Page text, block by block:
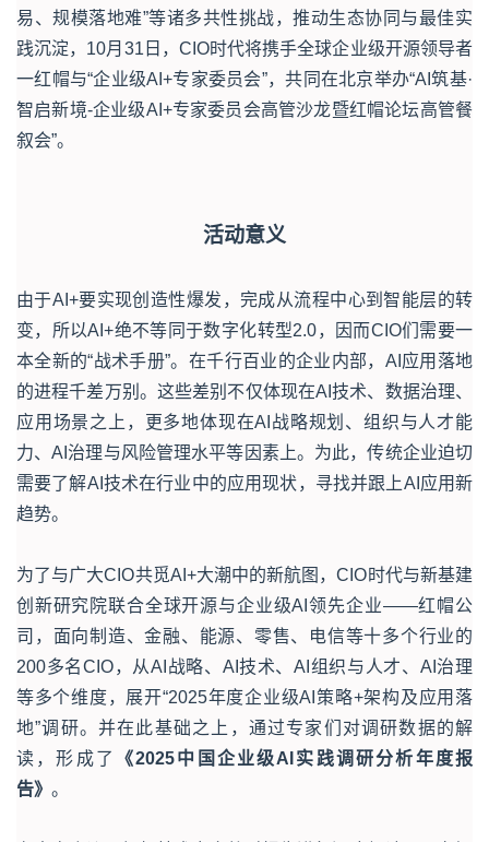
易、规模落地难”等诸多共性挑战，推动生态协同与最佳实
践沉淀，10月31日，CIO时代将携手全球企业级开源领导者
一红帽与“企业级AI+专家委员会”，共同在北京举办“AI筑基·
智启新境-企业级AI+专家委员会高管沙龙暨红帽论坛高管餐
叙会”。
活动意义
由于AI+要实现创造性爆发，完成从流程中心到智能层的转
变，所以AI+绝不等同于数字化转型2.0，因而CIO们需要一
本全新的“战术手册”。在千行百业的企业内部，AI应用落地
的进程千差万别。这些差别不仅体现在AI技术、数据治理、
应用场景之上，更多地体现在AI战略规划、组织与人才能
力、AI治理与风险管理水平等因素上。为此，传统企业迫切
需要了解AI技术在行业中的应用现状，寻找并跟上AI应用新
趋势。
为了与广大CIO共觅AI+大潮中的新航图，CIO时代与新基建
创新研究院联合全球开源与企业级AI领先企业——红帽公
司，面向制造、金融、能源、零售、电信等十多个行业的
200多名CIO，从AI战略、AI技术、AI组织与人才、AI治理
等多个维度，展开“2025年度企业级AI策略+架构及应用落
地”调研。并在此基础之上，通过专家们对调研数据的解
读，形成了
《2025中国企业级AI实践调研分析年度报
告》 。